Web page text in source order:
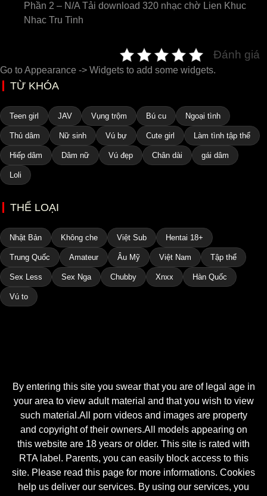
Phần 2 – N/A Tải download 320 nhạc chờ Lien Khuc
Nhac Tru Tinh
Đánh giá
Go to Appearance -> Widgets to add some widgets.
TỪ KHÓA
Teen girl JAV Vụng trộm Bú cu Ngoại tình
Thủ dâm Nữ sinh Vú bự Cute girl Làm tình tập thể
Hiếp dâm Dâm nữ Vú đẹp Chân dài gái dâm
Loli
THỂ LOẠI
Nhật Bản Không che Việt Sub Hentai 18+
Trung Quốc Amateur Âu Mỹ Việt Nam Tập thể
Sex Less Sex Nga Chubby Xnxx Hàn Quốc
Vú to
By entering this site you swear that you are of legal age in
your area to view adult material and that you wish to view
such material.All porn videos and images are property
and copyright of their owners.All models appearing on
this website are 18 years or older. This site is rated with
RTA label. Parents, you can easily block access to this
site. Please read this page for more informations. Cookies
help us deliver our services. By using our services, you